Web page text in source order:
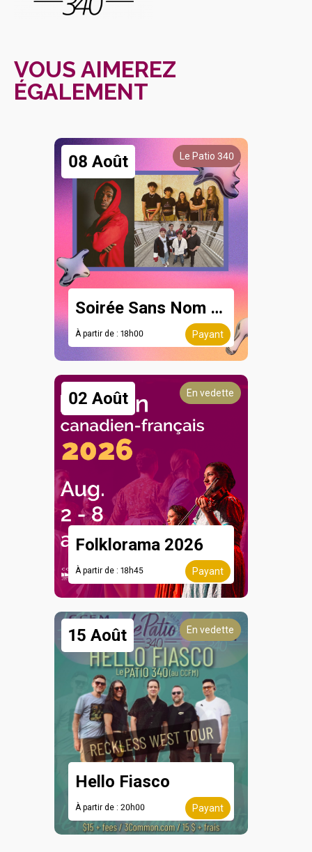
VOUS AIMEREZ
ÉGALEMENT
08 Août Le Patio 340
Soirée Sans Nom - 8 août
À partir de : 18h00 Payant
02 Août En vedette
Folklorama 2026
À partir de : 18h45 Payant
15 Août En vedette
Hello Fiasco
À partir de : 20h00 Payant